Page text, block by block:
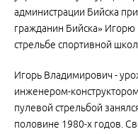
администрации Бийска
гражданин Бийска»
стрельбе спортивной
Игорь Владимирович -
инженером-
пулевой стрельбой
половине 1980-х годов.